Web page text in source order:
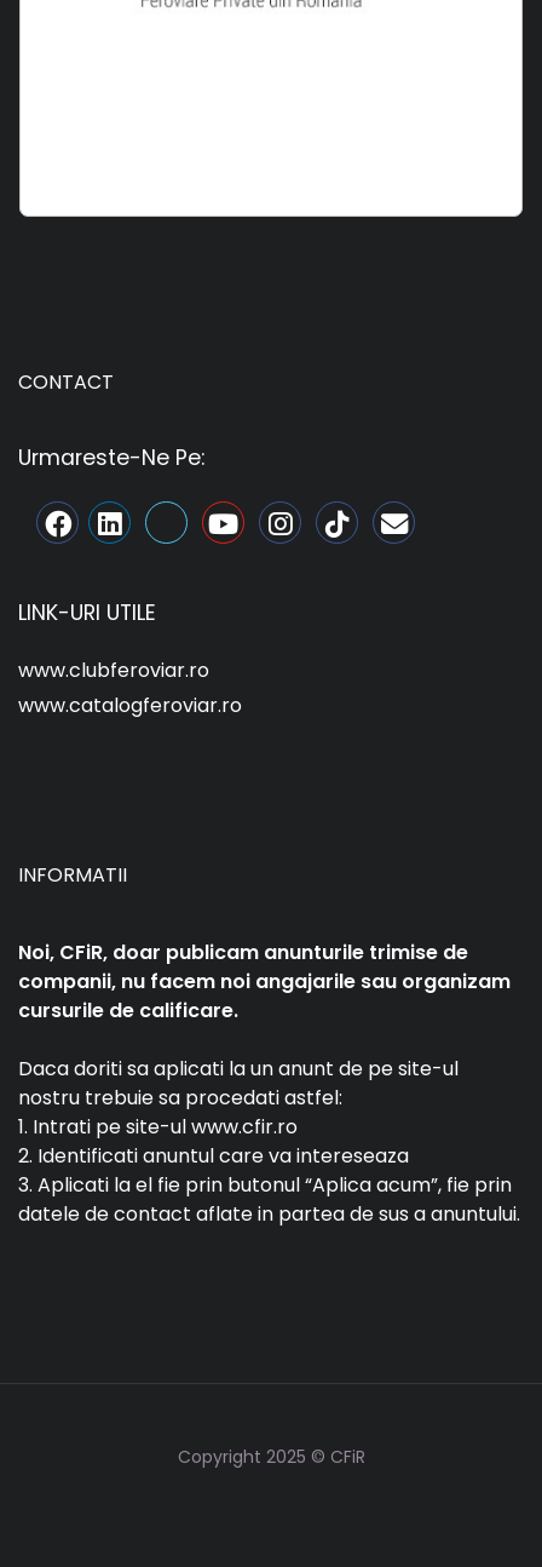
CONTACT
Urmareste-Ne Pe:
LINK-URI UTILE
www.clubferoviar.ro
www.catalogferoviar.ro
INFORMATII
Noi, CFiR, doar publicam anunturile trimise de
companii, nu facem noi angajarile sau organizam
cursurile de calificare.
Daca doriti sa aplicati la un anunt de pe site-ul
nostru trebuie sa procedati astfel:
1. Intrati pe site-ul www.cfir.ro
2. Identificati anuntul care va intereseaza
3. Aplicati la el fie prin butonul “Aplica acum”, fie prin
datele de contact aflate in partea de sus a anuntului.
Copyright 2025 © CFiR